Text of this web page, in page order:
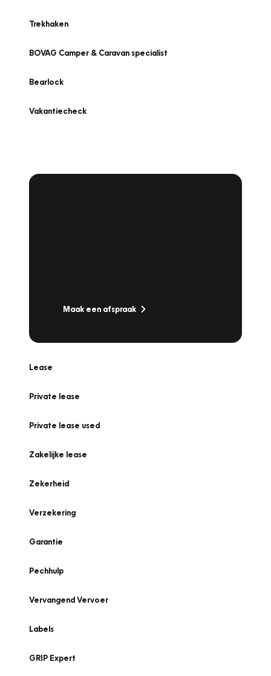
Trekhaken
BOVAG Camper & Caravan specialist
Bearlock
Vakantiecheck
Maak een afspraak
Lease
Private lease
Private lease used
Zakelijke lease
Zekerheid
Verzekering
Garantie
Pechhulp
Vervangend Vervoer
Labels
GRIP Expert